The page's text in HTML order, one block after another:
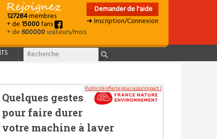
127284membres
+ de15000fans
+ de600000visiteurs/mois
Demander de l'aide
➜ Inscription/Connexion
Publicité offerte pour asso/impact ℹ
Quelques gestes
pour faire durer
votre machine à laver